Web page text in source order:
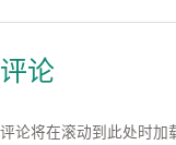
评论